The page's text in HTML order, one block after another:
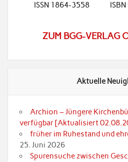
ISSN 1864-3558
ZUM BGG-VERLAG
Aktuelle
Archion – Jüngere
verfügbar [Aktualisiert
früher im Ruhestand und
25. Juni 2026
Spurensuche zwischen